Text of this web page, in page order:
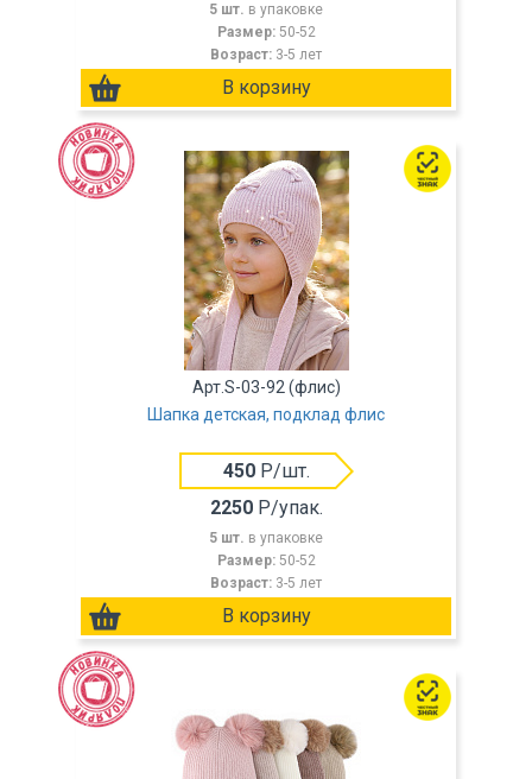
5 шт. в упаковке
Размер: 50-52
Возраст: 3-5 лет
Арт.S-03-92 (флис)
Шапка детская, подклад флис
450Р/шт.
2250Р/упак.
5 шт. в упаковке
Размер: 50-52
Возраст: 3-5 лет